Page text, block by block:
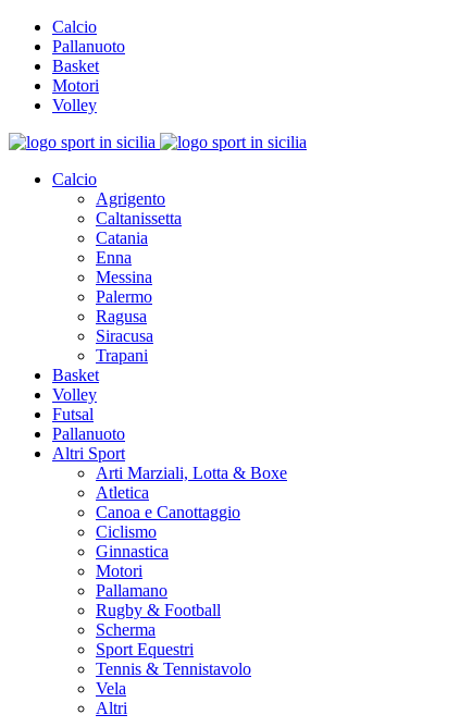
Calcio
Pallanuoto
Basket
Motori
Volley
Calcio
Agrigento
Caltanissetta
Catania
Enna
Messina
Palermo
Ragusa
Siracusa
Trapani
Basket
Volley
Futsal
Pallanuoto
Altri Sport
Arti Marziali, Lotta & Boxe
Atletica
Canoa e Canottaggio
Ciclismo
Ginnastica
Motori
Pallamano
Rugby & Football
Scherma
Sport Equestri
Tennis & Tennistavolo
Vela
Altri